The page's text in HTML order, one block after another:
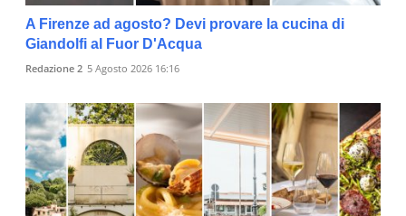
A Firenze ad agosto? Devi provare la cucina di
Giandolfi al Fuor D'Acqua
Redazione 2 5 Agosto 2026 16:16